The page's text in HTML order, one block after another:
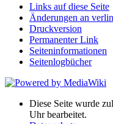
Links auf diese Seite
Änderungen an
Druckversion
Permanenter Link
Seiten­informationen
Seitenlogbücher
Diese Seite wurde
Uhr bearbeitet.